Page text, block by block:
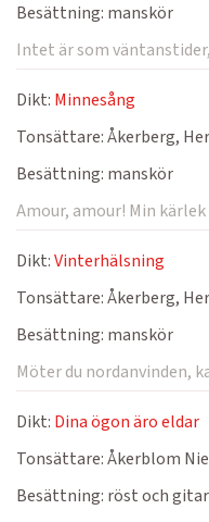
Besättning: manskör
Intet är som
Dikt: Minnesång
Tonsättare:Åkerberg,
Besättning: manskör
Amour, amour! Min
Dikt:Vinterhälsning
Tonsättare:Åkerberg,
Besättning: manskör
Möter du nordanvinden,
Dikt: Dina ögon äro eldar
Tonsättare:Åkerblom
Besättning: röst och